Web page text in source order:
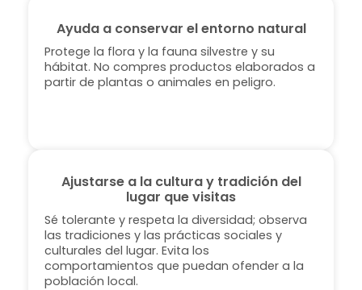
Ayuda a conservar el entorno natural
Protege la flora y la fauna silvestre y su
hábitat. No compres productos elaborados a
partir de plantas o animales en peligro.
Ajustarse a la cultura y tradición del
lugar que visitas
Sé tolerante y respeta la diversidad; observa
las tradiciones y las prácticas sociales y
culturales del lugar. Evita los
comportamientos que puedan ofender a la
población local.